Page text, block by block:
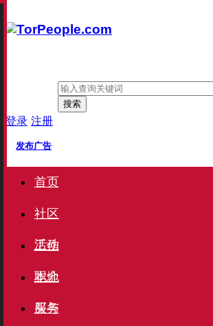
搜索
登录 注册
发布广告
首页
社区
活动
工作
职介
本地
服务
买与